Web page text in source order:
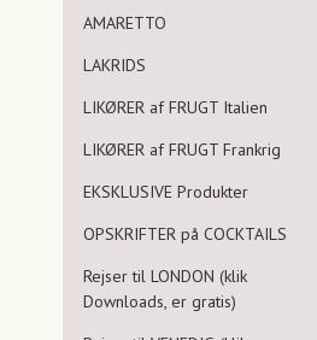
AMARETTO
LAKRIDS
LIKØRER af FRUGT Italien
LIKØRER af FRUGT Frankrig
EKSKLUSIVE Produkter
OPSKRIFTER på COCKTAILS
Rejser til LONDON (klik
Downloads, er gratis)